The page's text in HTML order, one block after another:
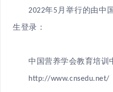
2022年5月举行的由中
生登录：
中国营养学会教育培训
http://www.cnsedu.net/